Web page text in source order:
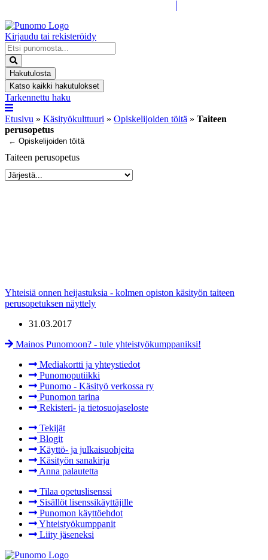
Kirjaudu tai rekisteröidy
Search
...
Hakutulosta
Katso kaikki hakutulokset
Tarkennettu haku
Etusivu » Käsityökulttuuri » Opiskelijoiden töitä » Taiteen
perusopetus
← Opiskelijoiden töitä
Taiteen perusopetus
Yhteisiä onnen heijastuksia - kolmen opiston käsityön taiteen
perusopetuksen näyttely
31.03.2017
Mainos Punomoon? - tule yhteistyökumppaniksi!
Mediakortti ja yhteystiedot
Punomoputiikki
Punomo - Käsityö verkossa ry
Punomon tarina
Rekisteri- ja tietosuojaseloste
Tekijät
Blogit
Käyttö- ja julkaisuohjeita
Käsityön sanakirja
Anna palautetta
Tilaa opetuslisenssi
Sisällöt lisenssikäyttäjille
Punomon käyttöehdot
Yhteistyökumppanit
Liity jäseneksi